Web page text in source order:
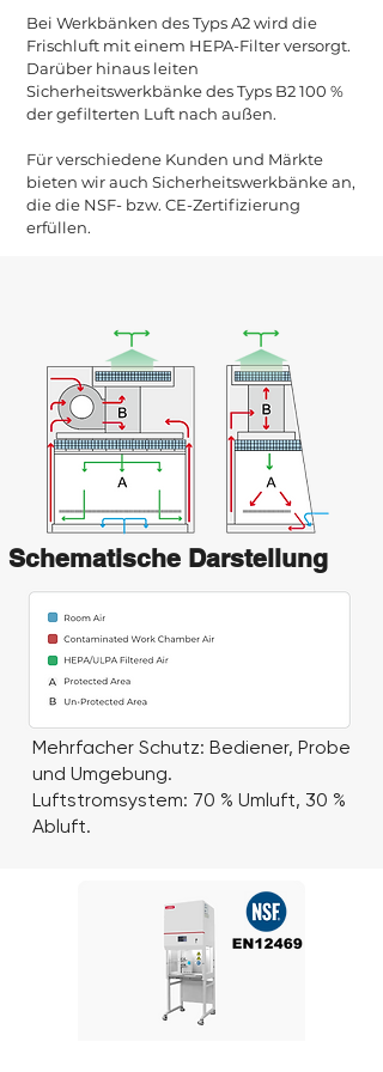
2 Fuß, 3 Fuß, 4 Fuß, 6 Fuß
Bei Werkbänken des Typs A2 wird die
Frischluft mit einem HEPA-Filter versorgt.
Darüber hinaus leiten
Sicherheitswerkbänke des Typs B2 100 %
der gefilterten Luft nach außen.
Für verschiedene Kunden und Märkte
bieten wir auch Sicherheitswerkbänke an,
die die NSF- bzw. CE-Zertifizierung
erfüllen.
Schematische Darstellung
Mehrfacher Schutz: Bediener, Probe
und Umgebung.
Luftstromsystem: 70 % Umluft, 30 %
Abluft.